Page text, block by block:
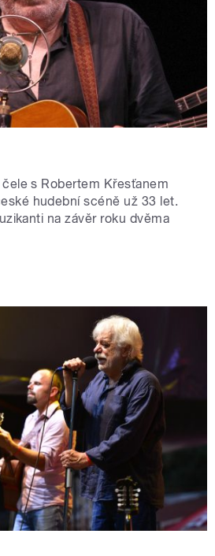
čele s Robertem Křesťanem
hudební scéně už 33 let.
na závěr roku dvěma